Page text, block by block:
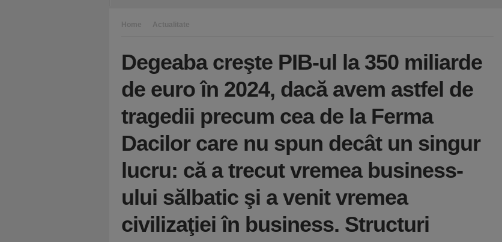
Home Actualitate
Degeaba creşte PIB-ul la 350 miliarde
de euro în 2024, dacă avem astfel de
tragedii precum cea de la Ferma
Dacilor care nu spun decât un singur
lucru: că a trecut vremea business-
ului sălbatic şi a venit vremea
civilizaţiei în business. Structuri